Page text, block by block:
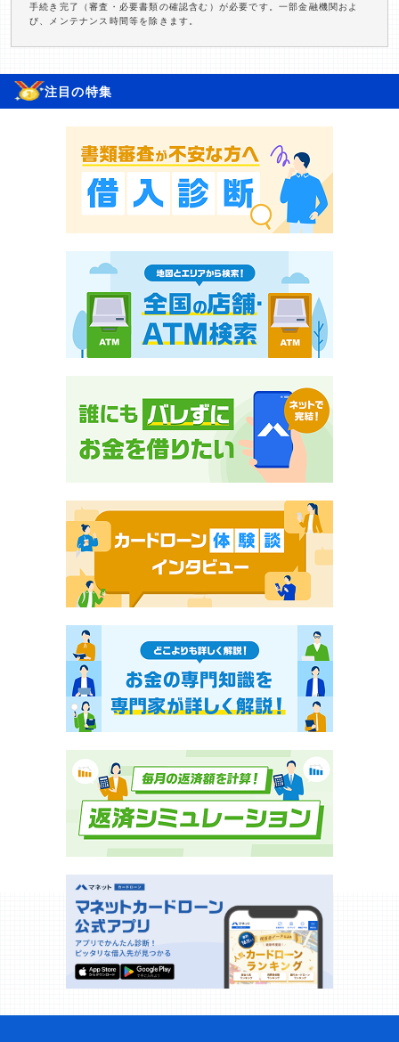
手続き完了（審査・必要書類の確認含む）が必要です。一部金融機関およ
び、メンテナンス時間等を除きます。
注目の特集